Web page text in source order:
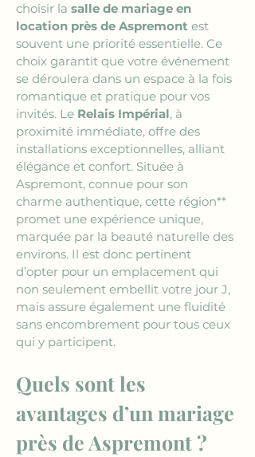
choisir la salle de mariage en
location près de Aspremont est
souvent une priorité essentielle. Ce
choix garantit que votre événement
se déroulera dans un espace à la fois
romantique et pratique pour vos
invités. Le Relais Impérial, à
proximité immédiate, offre des
installations exceptionnelles, alliant
élégance et confort. Située à
Aspremont, connue pour son
charme authentique, cette région**
promet une expérience unique,
marquée par la beauté naturelle des
environs. Il est donc pertinent
d’opter pour un emplacement qui
non seulement embellit votre jour J,
mais assure également une fluidité
sans encombrement pour tous ceux
qui y participent.
Quels sont les
avantages d’un mariage
près de Aspremont ?